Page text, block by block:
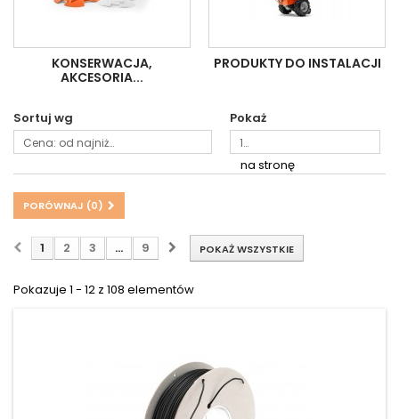
KONSERWACJA,
AKCESORIA...
PRODUKTY DO INSTALACJI
Sortuj wg
Cena: od najniższej
Pokaż
12
na stronę
PORÓWNAJ (0)
POKAŻ WSZYSTKIE
1 2 3 ... 9
Pokazuje 1 - 12 z 108 elementów